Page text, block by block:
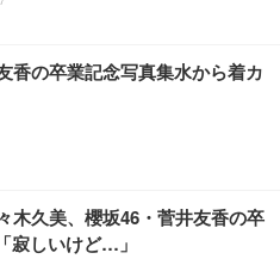
香の卒業記念写真集水から着カ
木久美、櫻坂46・菅井友香の卒
寂しいけど…」